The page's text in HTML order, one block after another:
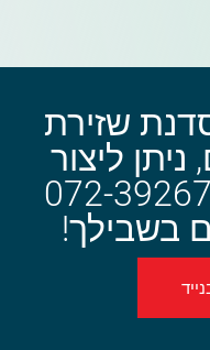
שזירת
ליצור
קשר ב- 072-3926750
בשבילך!